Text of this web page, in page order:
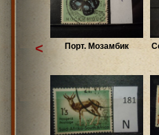
Порт. Мозамбик
<